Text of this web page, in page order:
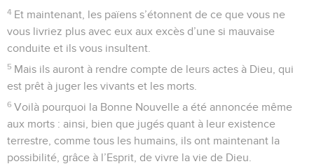
4 Et maintenant, les païens s’étonnent de ce que vous ne
vous livriez plus avec eux aux excès d’une si mauvaise
conduite et ils vous insultent.
5 Mais ils auront à rendre compte de leurs actes à Dieu, qui
est prêt à juger les vivants et les morts.
6 Voilà pourquoi la Bonne Nouvelle a été annoncée même
aux morts : ainsi, bien que jugés quant à leur existence
terrestre, comme tous les humains, ils ont maintenant la
possibilité, grâce à l’Esprit, de vivre la vie de Dieu.